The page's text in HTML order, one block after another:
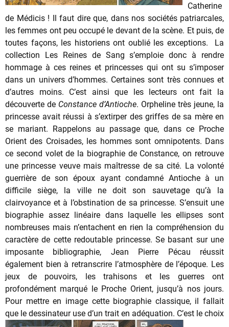
Catherine
de Médicis ! Il faut dire que, dans nos sociétés patriarcales,
les femmes ont peu occupé le devant de la scène. Et puis, de
toutes façons, les historiens ont oublié les exceptions. La
collection Les Reines de Sang s’emploie donc à rendre
hommage à ces reines et princesses qui ont su s’imposer
dans un univers d’hommes. Certaines sont très connues et
d’autres moins. C’est ainsi que les lecteurs ont fait la
découverte de Constance d’Antioche. Orpheline très jeune, la
princesse avait réussi à s’extirper des griffes de sa mère en
se mariant. Rappelons au passage que, dans ce Proche
Orient des Croisades, les hommes sont omnipotents. Dans
ce second volet de la biographie de Constance, on retrouve
une princesse veuve mais maîtresse de sa cité. La volonté
guerrière de son époux ayant condamné Antioche à un
difficile siège, la ville ne doit son sauvetage qu’à la
clairvoyance et à l’obstination de sa princesse. S’ensuit une
biographie assez linéaire dans laquelle les ellipses sont
nombreuses mais n’entachent en rien la compréhension du
caractère de cette redoutable princesse. Se basant sur une
imposante bibliographie, Jean Pierre Pécau réussit
également bien à retranscrire l’atmosphère de l’époque. Les
jeux de pouvoirs, les trahisons et les guerres ont
profondément marqué le Proche Orient, jusqu’à nos jours.
Pour mettre en image cette biographie classique, il fallait
que le dessinateur use d’un trait en adéquation. C’est le choix